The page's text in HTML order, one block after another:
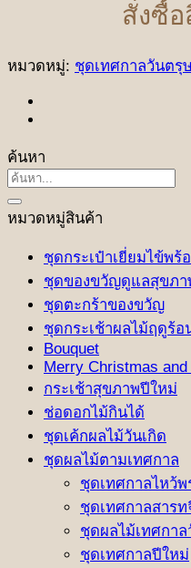
สั่งซื้
หมวดหมู่: ชุดเทศกาลวันตรุ
ค้นหา
ค้นหา:
หมวดหมู่สินค้า
ชุดกระเป๋าเยี่ยมไข้พร้
ชุดของขวัญดูแลสุขภา
ชุดตะกร้าของขวัญ
ชุดกระเช้าผลไม้ฤดูร้อ
Bouquet
Merry Christmas
กระเช้าสุขภาพปีใหม่
ช่อดอกไม้กินได้
ชุดเค้กผลไม้วันเกิด
ชุดผลไม้ตามเทศกาล
ชุดเทศกาลไหว้
ชุดเทศกาลสาร
ชุดผลไม้เทศกา
ชุดเทศกาลปีใหม่